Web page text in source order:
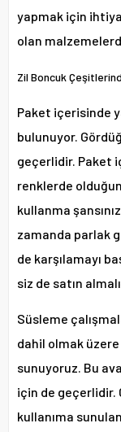
yapmak için
olan
Zil Boncuk
Paket içerisinde
bulunuyor.
geçerlidir. Paket
renklerde
kullanma
zamanda parlak
de karşılamayı
siz de satın
Süsleme
dahil olmak
sunuyoruz. Bu
için de geçerlidir.
kullanıma